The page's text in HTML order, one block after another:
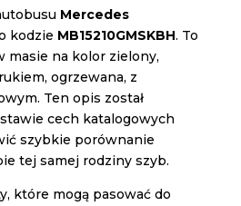
Mercedes
kodzie MB15210GMSKBH. To
masie na kolor zielony,
ogrzewana, z
Ten opis został
cech katalogowych
szybkie porównanie
tej samej rodziny szyb.
które mogą pasować do